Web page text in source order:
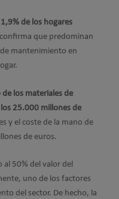
de los hogares
que predominan
mantenimiento en
los materiales de
25.000 millones de
y el coste de la mano de
de euros.
al 50% del valor del
uno de los factores
del sector. De hecho, la